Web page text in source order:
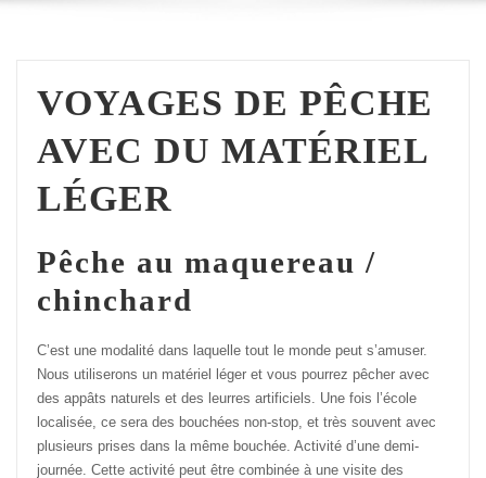
VOYAGES DE PÊCHE
AVEC DU MATÉRIEL
LÉGER
Pêche au maquereau /
chinchard
C’est une modalité dans laquelle tout le monde peut s’amuser.
Nous utiliserons un matériel léger et vous pourrez pêcher avec
des appâts naturels et des leurres artificiels. Une fois l’école
localisée, ce sera des bouchées non-stop, et très souvent avec
plusieurs prises dans la même bouchée. Activité d’une demi-
journée. Cette activité peut être combinée à une visite des